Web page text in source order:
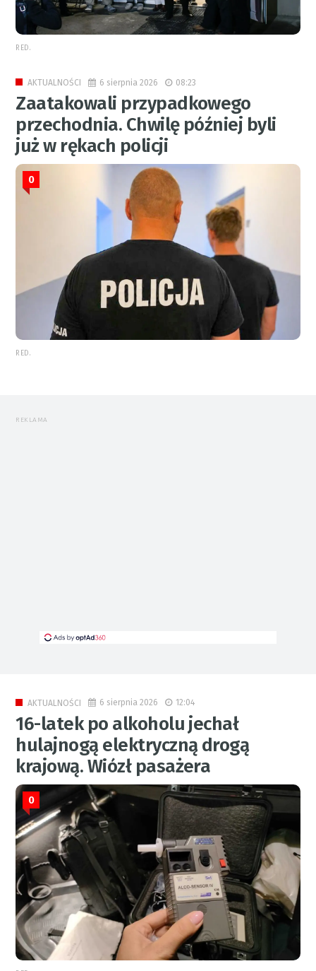
RED.
AKTUALNOŚCI 6 sierpnia 2026 08:23
Zaatakowali przypadkowego
przechodnia. Chwilę później byli
już w rękach policji
0
RED.
REKLAMA
AKTUALNOŚCI 6 sierpnia 2026 12:04
16-latek po alkoholu jechał
hulajnogą elektryczną drogą
krajową. Wiózł pasażera
0